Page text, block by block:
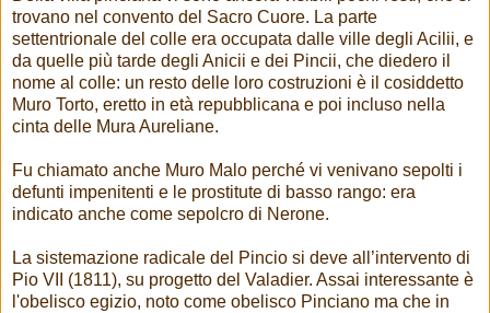
trovano nel convento del Sacro Cuore. La parte
settentrionale del colle era occupata dalle ville degli Acilii, e
da quelle più tarde degli Anicii e dei Pincii, che diedero il
nome al colle: un resto delle loro costruzioni è il cosiddetto
Muro Torto, eretto in età repubblicana e poi incluso nella
cinta delle Mura Aureliane.
Fu chiamato anche Muro Malo perché vi venivano sepolti i
defunti impenitenti e le prostitute di basso rango: era
indicato anche come sepolcro di Nerone.
La sistemazione radicale del Pincio si deve all’intervento di
Pio VII (1811), su progetto del Valadier. Assai interessante è
l'obelisco egizio, noto come obelisco Pinciano ma che in